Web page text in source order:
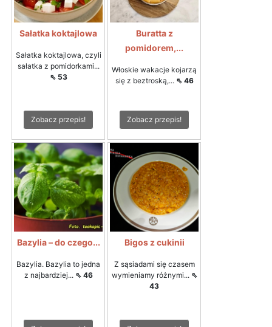
Sałatka koktajlowa
Sałatka koktajlowa, czyli
sałatka z pomidorkami...
⇖ 53
Zobacz przepis!
Buratta z
pomidorem,...
Włoskie wakacje kojarzą
się z beztroską,... ⇖ 46
Zobacz przepis!
Bazylia – do czego...
Bazylia. Bazylia to jedna
z najbardziej... ⇖ 46
Bigos z cukinii
Z sąsiadami się czasem
wymieniamy różnymi... ⇖
43